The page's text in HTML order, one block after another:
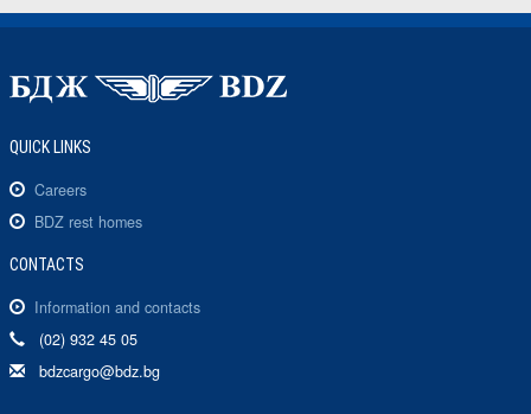
QUICK LINKS
Careers
BDZ rest homes
CONTACTS
Information and contacts
(02) 932 45 05
bdzcargo@bdz.bg